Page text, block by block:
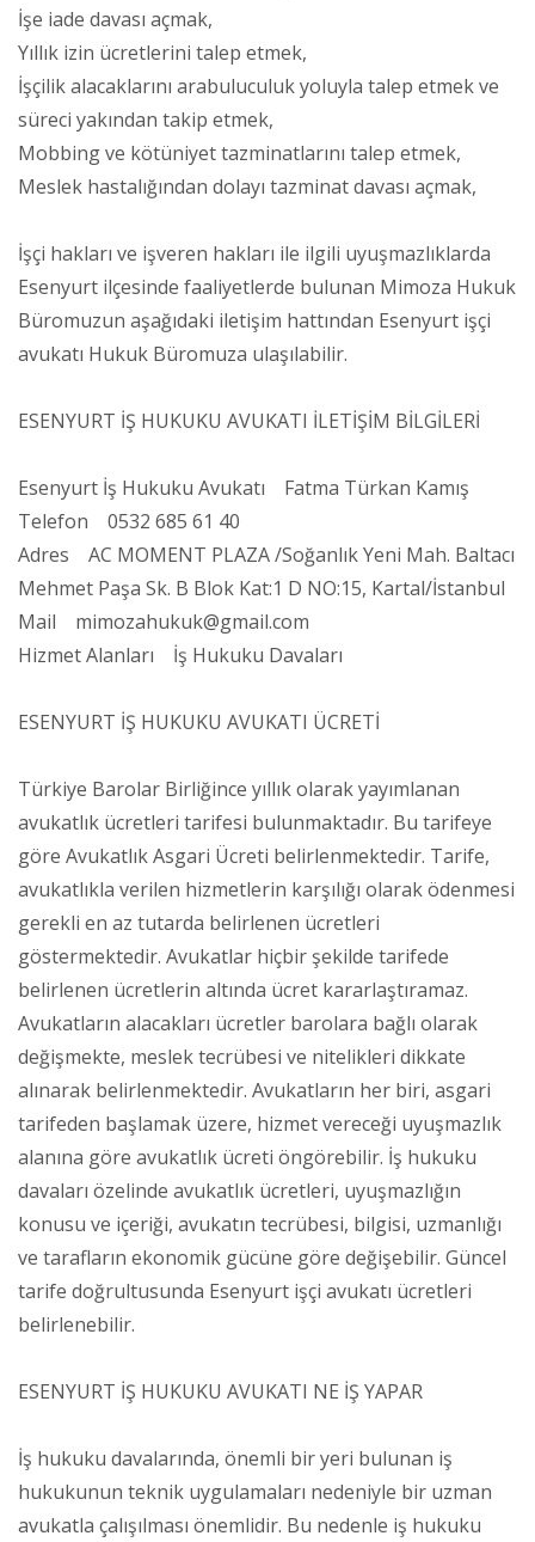
İşe iade davası açmak,
Yıllık izin ücretlerini talep etmek,
İşçilik alacaklarını arabuluculuk yoluyla talep etmek ve
süreci yakından takip etmek,
Mobbing ve kötüniyet tazminatlarını talep etmek,
Meslek hastalığından dolayı tazminat davası açmak,
İşçi hakları ve işveren hakları ile ilgili uyuşmazlıklarda
Esenyurt ilçesinde faaliyetlerde bulunan Mimoza Hukuk
Büromuzun aşağıdaki iletişim hattından Esenyurt işçi
avukatı Hukuk Büromuza ulaşılabilir.
ESENYURT İŞ HUKUKU AVUKATI İLETİŞİM BİLGİLERİ
Esenyurt İş Hukuku Avukatı Fatma Türkan Kamış
Telefon 0532 685 61 40
Adres AC MOMENT PLAZA /Soğanlık Yeni Mah. Baltacı
Mehmet Paşa Sk. B Blok Kat:1 D NO:15, Kartal/İstanbul
Mail mimozahukuk@gmail.com
Hizmet Alanları İş Hukuku Davaları
ESENYURT İŞ HUKUKU AVUKATI ÜCRETİ
Türkiye Barolar Birliğince yıllık olarak yayımlanan
avukatlık ücretleri tarifesi bulunmaktadır. Bu tarifeye
göre Avukatlık Asgari Ücreti belirlenmektedir. Tarife,
avukatlıkla verilen hizmetlerin karşılığı olarak ödenmesi
gerekli en az tutarda belirlenen ücretleri
göstermektedir. Avukatlar hiçbir şekilde tarifede
belirlenen ücretlerin altında ücret kararlaştıramaz.
Avukatların alacakları ücretler barolara bağlı olarak
değişmekte, meslek tecrübesi ve nitelikleri dikkate
alınarak belirlenmektedir. Avukatların her biri, asgari
tarifeden başlamak üzere, hizmet vereceği uyuşmazlık
alanına göre avukatlık ücreti öngörebilir. İş hukuku
davaları özelinde avukatlık ücretleri, uyuşmazlığın
konusu ve içeriği, avukatın tecrübesi, bilgisi, uzmanlığı
ve tarafların ekonomik gücüne göre değişebilir. Güncel
tarife doğrultusunda Esenyurt işçi avukatı ücretleri
belirlenebilir.
ESENYURT İŞ HUKUKU AVUKATI NE İŞ YAPAR
İş hukuku davalarında, önemli bir yeri bulunan iş
hukukunun teknik uygulamaları nedeniyle bir uzman
avukatla çalışılması önemlidir. Bu nedenle iş hukuku